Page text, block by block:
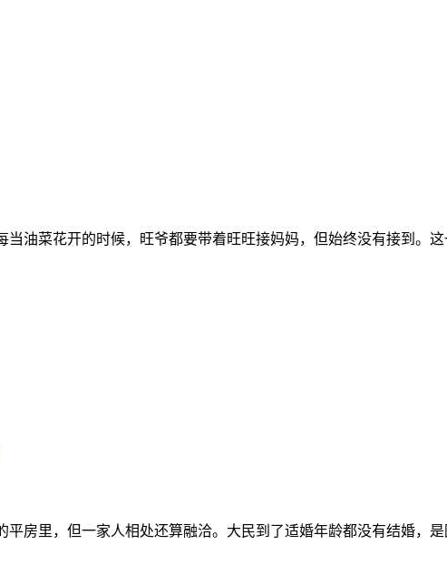
油菜花开的时候，旺爷都要带着旺旺接妈妈，但始终没有接到。
房里，但一家人相处还算融洽。大民到了适婚年龄都没有结婚，